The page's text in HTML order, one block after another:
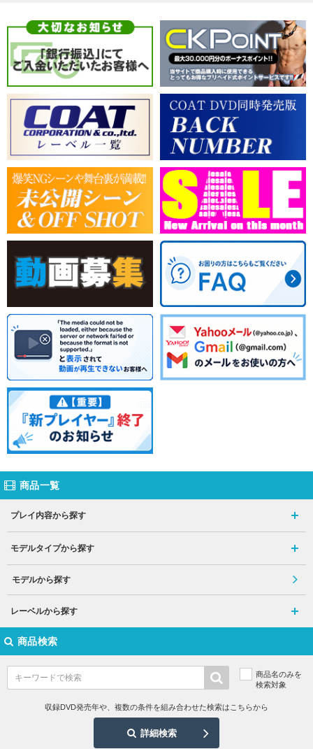
商品一覧
プレイ内容から探す
モデルタイプから探す
モデルから探す
レーベルから探す
商品検索
商品名のみを
検索対象
収録DVD発売年や、複数の条件を組み合わせた検索はこちらから
詳細検索